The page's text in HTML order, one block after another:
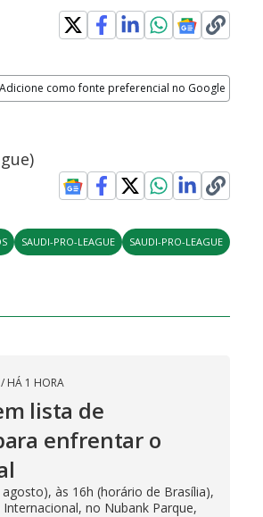
Adicione como fonte preferencial no Google
SAUDI-PRO-LEAGUE SAUDI-PRO-LEAGUE
/ HÁ 1 HORA
lista de
enfrentar o
às 16h (horário de Brasília),
no Nubank Parque,